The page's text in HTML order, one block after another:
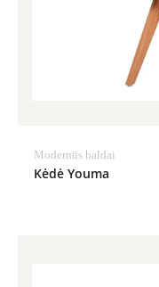
Modernūs baldai
Kėdė Youma